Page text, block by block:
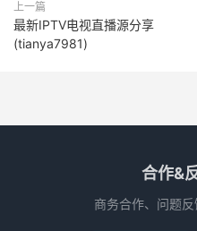
上一篇
最新IPTV电视直播源分享
(tianya7981)
合作&
商务合作、问题